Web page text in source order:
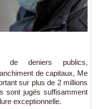
de deniers publics,
de capitaux, Me
sur plus de 2 millions
sont jugés suffisamment
exceptionnelle.